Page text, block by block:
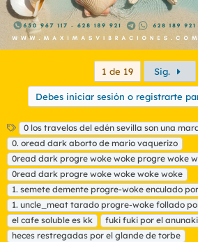
1 de 19 Sig.
Debes iniciar sesión o registrarte
E
t
i
q
u
e
t
a
s
0 los travelos del edén sevilla son una
0. oread dark aborto de mario vaquerizo
0read dark progre woke woke progre woke
0read dark progre woke woke woke woke
1. semete demente progre-woke enculado
1. uncle_meat tarado progre-woke follado
el cafe soluble es kk
fuki fuki por el anunaki
heces restregadas por el glande de torbe